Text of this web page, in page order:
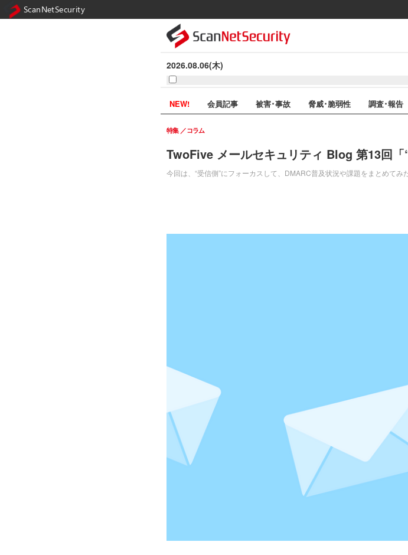
2026.08.06(木)
NEW! 会員記事 被害･事故 脅威･脆弱性 調査･報告
TwoFive メールセキュリティ Blog 第13回「
今回は、“受信側”にフォーカスして、DMARC普及状況や課題をまとめてみ
特集 コラム
ScanNetSecurity